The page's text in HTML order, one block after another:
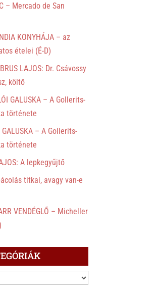
– Mercado de San
KONYHÁJA – az
ételei (É-D)
LAJOS: Dr. Csávossy
költő
GALUSKA – A Gollerits-
története
GALUSKA – A Gollerits-
története
A lepkegyűjtő
titkai, avagy van-e
VENDÉGLŐ – Micheller